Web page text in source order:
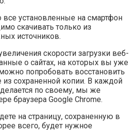
все установленные на смартфон
скачивать только из
источников.
скорости загрузки веб-
о сайтах, на которых вы уже
попробовать восстановить
из сохраненной копии. В каждой
по своему, мы же
браузера Google Chrome.
на страницу, сохраненную в
всего, будет нужное